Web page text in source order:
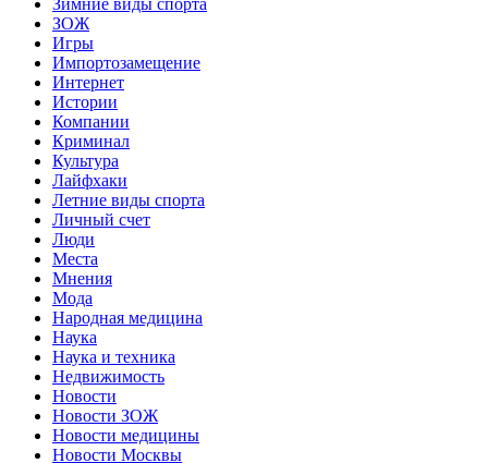
Зимние виды спорта
ЗОЖ
Игры
Импортозамещение
Интернет
Истории
Компании
Криминал
Культура
Лайфхаки
Летние виды спорта
Личный счет
Люди
Места
Мнения
Мода
Народная медицина
Наука
Наука и техника
Недвижимость
Новости
Новости ЗОЖ
Новости медицины
Новости Москвы